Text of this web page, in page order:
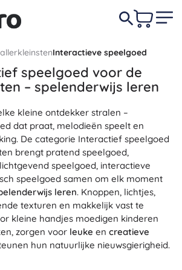
Interactieve speelgoed
speelgoed voor de
– spelenderwijs leren
kleine ontdekker stralen –
dat praat, melodieën speelt en
De categorie Interactief speelgoed
brengt pratend speelgoed,
speelgoed, interactieve
speelgoed samen om elk moment
leren. Knoppen, lichtjes,
texturen en makkelijk vast te
kleine handjes moedigen kinderen
zorgen voor leuke en creatieve
hun natuurlijke nieuwsgierigheid.
voor baby’s en peuters ontwikkelt de